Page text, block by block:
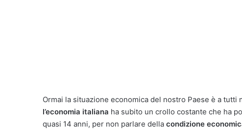
Ormai la situazione economica del nostro Paese è a
l’economia italiana ha subito un crollo costante che ha
quasi 14 anni, per non parlare della condizione